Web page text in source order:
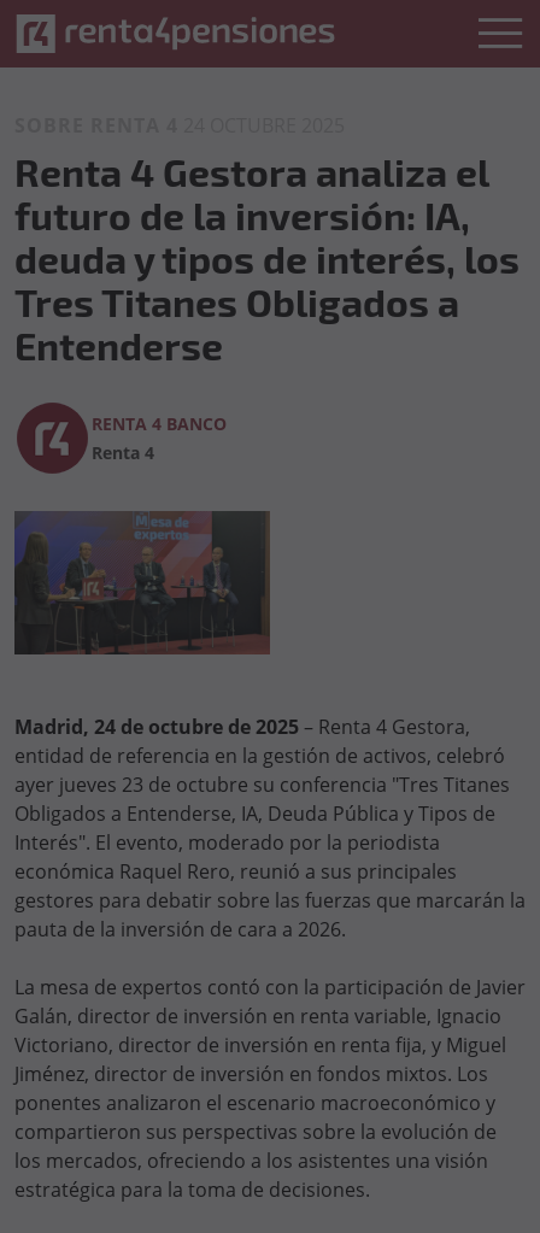
Renta 4 Gestora analiza el
futuro de la inversión: IA,
deuda y tipos de interés, los
Tres Titanes Obligados a
Entenderse
RENTA 4 BANCO
Renta 4
Madrid, 24 de octubre de 2025– Renta 4 Gestora,
entidad de referencia en la gestión de activos, celebró
ayer jueves 23 de octubre su conferencia "Tres Titanes
Obligados a Entenderse, IA, Deuda Pública y Tipos de
Interés". El evento, moderado por la periodista
económica Raquel Rero, reunió a sus principales
gestores para debatir sobre las fuerzas que marcarán la
pauta de la inversión de cara a 2026.
La mesa de expertos contó con la participación de Javier
Galán, director de inversión en renta variable, Ignacio
Victoriano, director de inversión en renta fija, y Miguel
Jiménez, director de inversión en fondos mixtos. Los
ponentes analizaron el escenario macroeconómico y
compartieron sus perspectivas sobre la evolución de
los mercados, ofreciendo a los asistentes una visión
estratégica para la toma de decisiones.